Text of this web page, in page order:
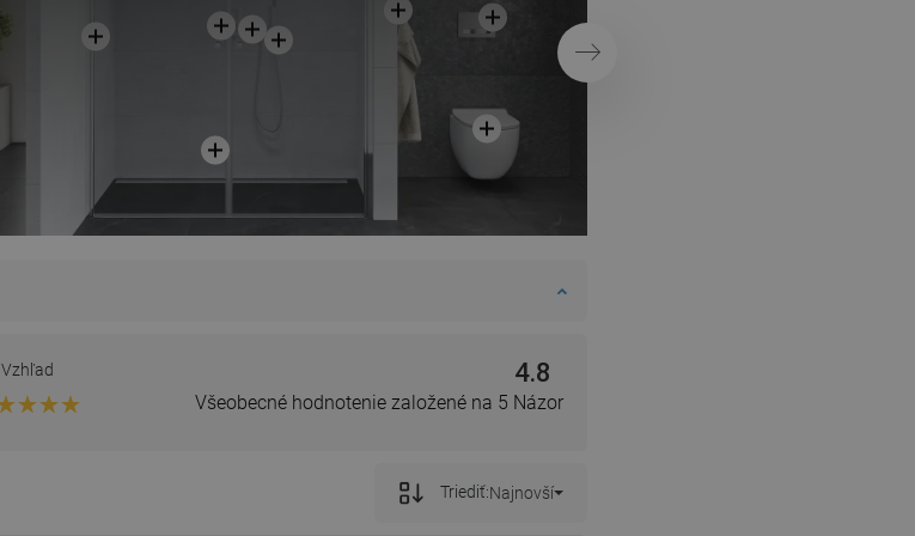
Ďalej
Vzhľad 4.8
Všeobecné hodnotenie založené na 5 Názor
Triediť:Najnovší